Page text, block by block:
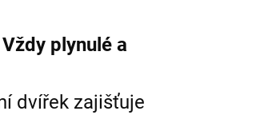
plynulé a
dvířek zajišťuje